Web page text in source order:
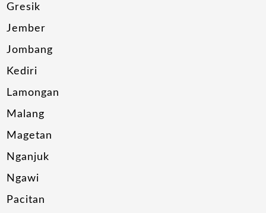
Gresik
Jember
Jombang
Kediri
Lamongan
Malang
Magetan
Nganjuk
Ngawi
Pacitan